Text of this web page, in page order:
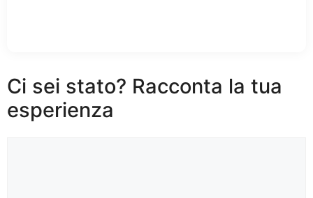
Ci sei stato? Racconta la tua
esperienza